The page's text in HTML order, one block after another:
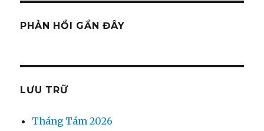
PHẢN HỒI GẦN ĐÂY
LƯU TRỮ
Tháng Tám 2026